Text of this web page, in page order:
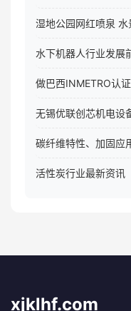
湿地公园网红喷泉
水下机器人行业发展
做巴西INMETRO认
无锡优联创芯机电设
碳纤维特性、加固应
活性炭行业最新资讯
xjklhf.com